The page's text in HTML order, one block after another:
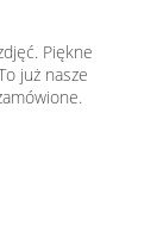
Piękne
już nasze